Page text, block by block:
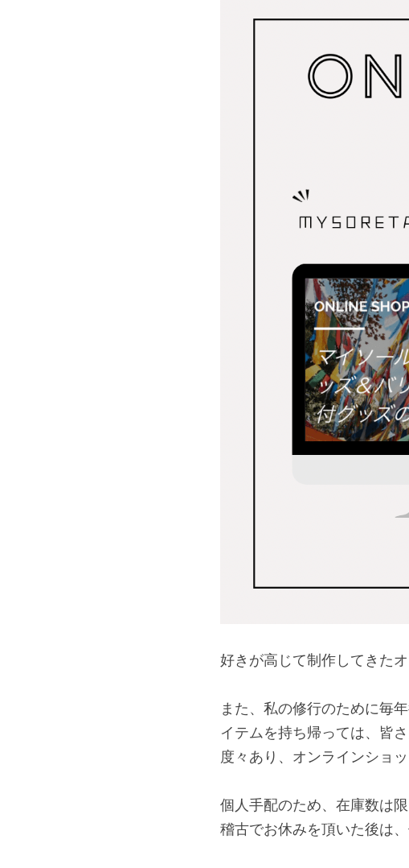
好きが高じて制作してきた
また、私の修行のために毎
イテムを持ち帰っては、皆
度々あり、オンラインショ
個人手配のため、在庫数は
稽古でお休みを頂いた後は